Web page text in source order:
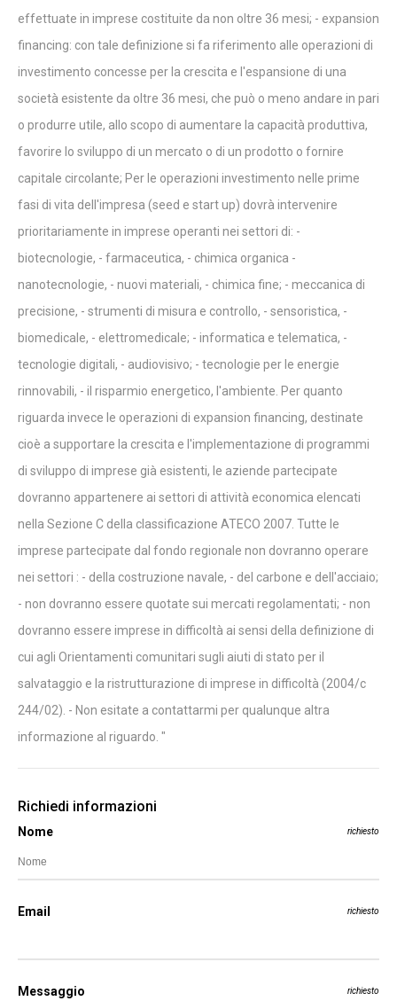
effettuate in imprese costituite da non oltre 36 mesi; - expansion
financing: con tale definizione si fa riferimento alle operazioni di
investimento concesse per la crescita e l'espansione di una
società esistente da oltre 36 mesi, che può o meno andare in pari
o produrre utile, allo scopo di aumentare la capacità produttiva,
favorire lo sviluppo di un mercato o di un prodotto o fornire
capitale circolante; Per le operazioni investimento nelle prime
fasi di vita dell'impresa (seed e start up) dovrà intervenire
prioritariamente in imprese operanti nei settori di: -
biotecnologie, - farmaceutica, - chimica organica -
nanotecnologie, - nuovi materiali, - chimica fine; - meccanica di
precisione, - strumenti di misura e controllo, - sensoristica, -
biomedicale, - elettromedicale; - informatica e telematica, -
tecnologie digitali, - audiovisivo; - tecnologie per le energie
rinnovabili, - il risparmio energetico, l'ambiente. Per quanto
riguarda invece le operazioni di expansion financing, destinate
cioè a supportare la crescita e l'implementazione di programmi
di sviluppo di imprese già esistenti, le aziende partecipate
dovranno appartenere ai settori di attività economica elencati
nella Sezione C della classificazione ATECO 2007. Tutte le
imprese partecipate dal fondo regionale non dovranno operare
nei settori : - della costruzione navale, - del carbone e dell'acciaio;
- non dovranno essere quotate sui mercati regolamentati; - non
dovranno essere imprese in difficoltà ai sensi della definizione di
cui agli Orientamenti comunitari sugli aiuti di stato per il
salvataggio e la ristrutturazione di imprese in difficoltà (2004/c
244/02). - Non esitate a contattarmi per qualunque altra
informazione al riguardo. "
Richiedi informazioni
Nome richiesto
Email richiesto
Messaggio richiesto